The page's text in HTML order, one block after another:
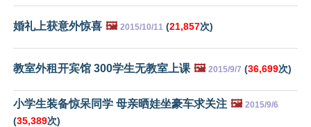
婚礼上获意外惊喜 🖼️ 2015/10/11 (21,857次)
教室外租开宾馆 300学生无教室上课 🖼️ 2015/9/7 (36,699次)
小学生装备惊呆同学 母亲晒娃坐豪车求关注 🖼️ 2015/9/6
(35,389次)